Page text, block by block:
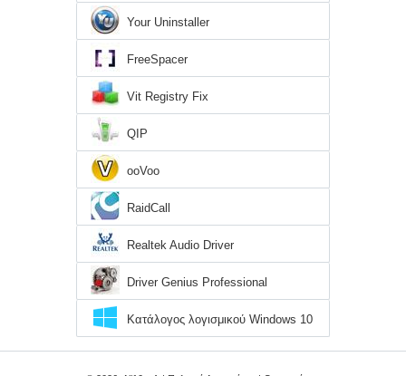
Your Uninstaller
FreeSpacer
Vit Registry Fix
QIP
ooVoo
RaidCall
Realtek Audio Driver
Driver Genius Professional
Κατάλογος λογισμικού Windows 10